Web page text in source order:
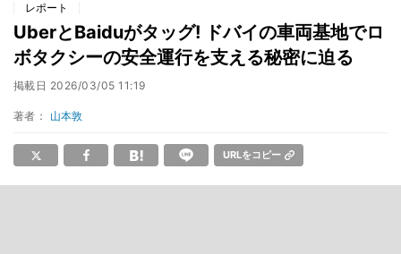
レポート
UberとBaiduがタッグ! ドバイの車両基地でロ
ボタクシーの安全運行を支える秘密に迫る
掲載日 2026/03/05 11:19
著者： 山本敦
URLをコピー